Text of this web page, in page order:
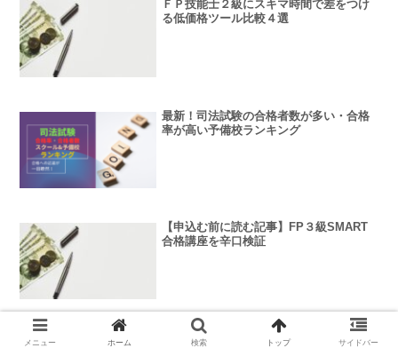
ＦＰ技能士２級にスキマ時間で差をつけ
る低価格ツール比較４選
最新！司法試験の合格者数が多い・合格
率が高い予備校ランキング
【申込む前に読む記事】FP３級SMART
合格講座を辛口検証
【口コミの真相】合格率トップ！アガル
メニュー ホーム 検索 トップ サイドバー